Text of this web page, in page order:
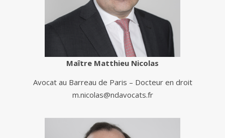
Maître Matthieu Nicolas
Avocat au Barreau de Paris – Docteur en droit
m.nicolas@ndavocats.fr